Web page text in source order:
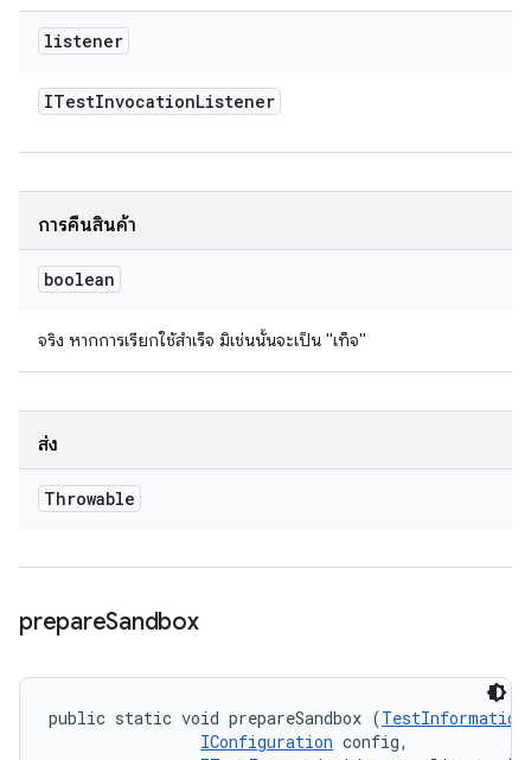
listener
ITestInvocationListener
การคืนสินค้า
boolean
จริง หากการเรียกใช้สำเร็จ มิเช่นนั้นจะเป็น "เท็จ"
ส่ง
Throwable
prepareSandbox
public static void prepareSandbox (TestInformation
IConfiguration config,